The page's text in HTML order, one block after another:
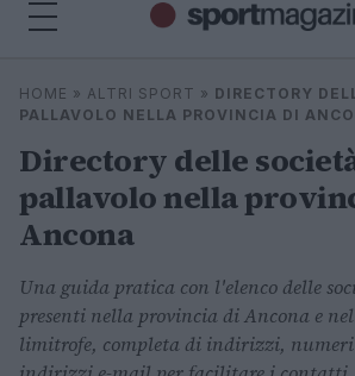
Cerca
HOME » ALTRI SPORT » DIRECTORY
PALLAVOLO NELLA PROVINCIA DI
Directory delle
pallavolo nella
Ancona
Una guida pratica con l'elenco delle
presenti nella provincia di Ancona e
limitrofe, completa di indirizzi, numeri